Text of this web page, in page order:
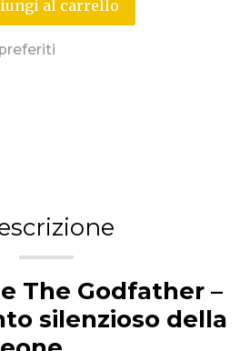
al carrello
The Godfather –
silenzioso della